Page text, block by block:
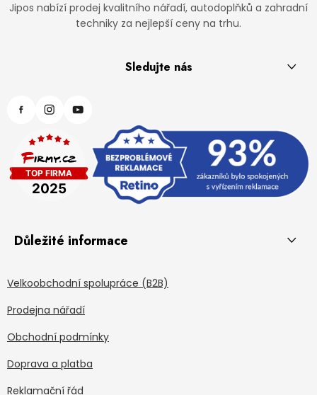
Jipos nabízí prodej kvalitního nářadí, autodoplňků a zahradní
techniky za nejlepší ceny na trhu.
Sledujte nás
Důležité informace
Velkoobchodní spolupráce (B2B)
Prodejna nářadí
Obchodní podmínky
Doprava a platba
Reklamační řád